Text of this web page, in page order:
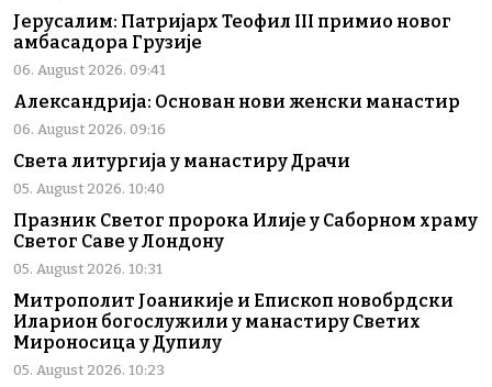
Јерусалим: Патријарх Теофил III примио новог
амбасадора Грузије
06. August 2026. 09:41
Александрија: Основан нови женски манастир
06. August 2026. 09:16
Света литургија у манастиру Драчи
05. August 2026. 10:40
Празник Светог пророка Илије у Саборном храму
Светог Саве у Лондону
05. August 2026. 10:31
Митрополит Јоаникије и Епископ новобрдски
Иларион богослужили у манастиру Светих
Мироносица у Дупилу
05. August 2026. 10:23